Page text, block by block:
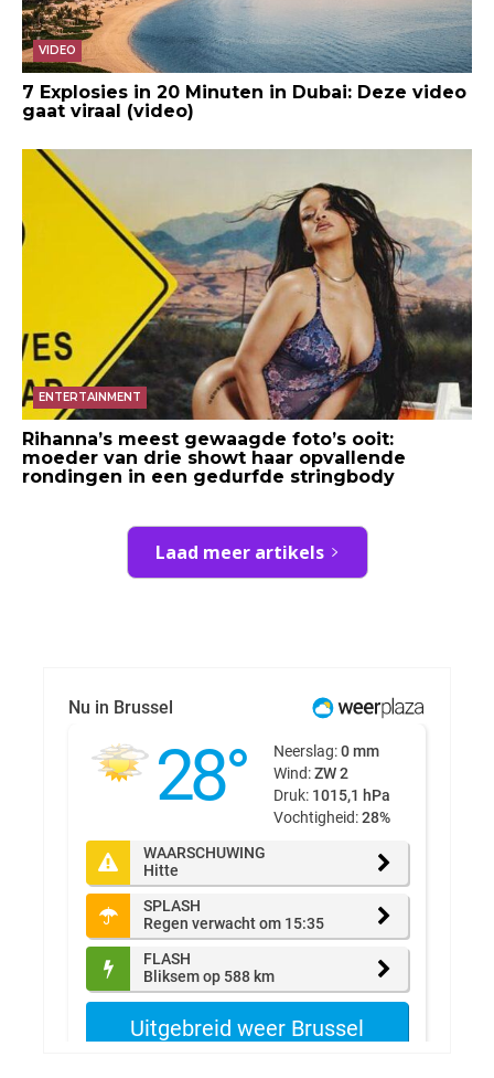
VIDEO
7 Explosies in 20 Minuten in Dubai: Deze video
gaat viraal (video)
ENTERTAINMENT
Rihanna’s meest gewaagde foto’s ooit:
moeder van drie showt haar opvallende
rondingen in een gedurfde stringbody
Laad meer artikels